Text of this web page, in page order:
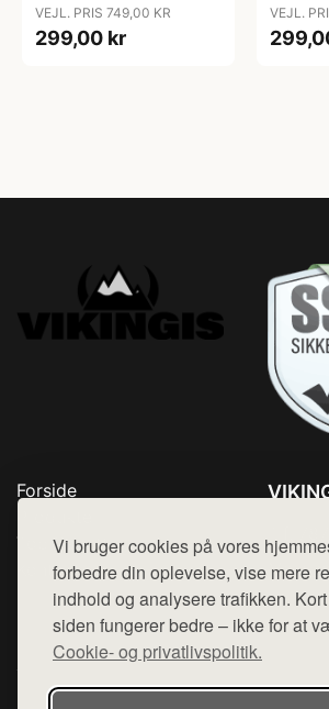
Vi bruger cookies på vores
forbedre din oplevelse, vise mere
indhold og analysere trafikken.
siden fungerer bedre – ikke for at
Cookie- og privatlivspolitik.
VEJL. PRIS 749,00 KR
299,00 kr
VEJL.
Forside
Top Rabatter
Kontakt
Mail: